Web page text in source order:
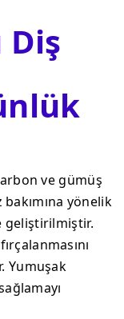
ve gümüş
yönelik
geliştirilmiştir.
Yumuşak